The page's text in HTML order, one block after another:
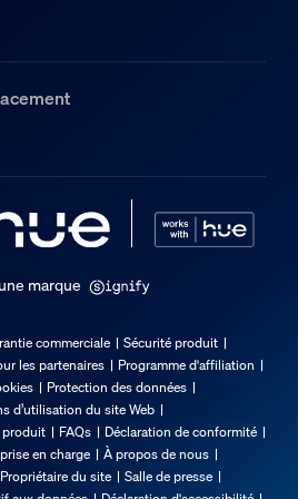
tension de sécurité
marque
commerciale
Sécurité produit
les partenaires
Programme d'affiliation
Protection des données
d’utilisation du site Web
produit
FAQs
Déclaration de conformité
en charge
À propos de nous
Propriétaire du site
Salle de presse